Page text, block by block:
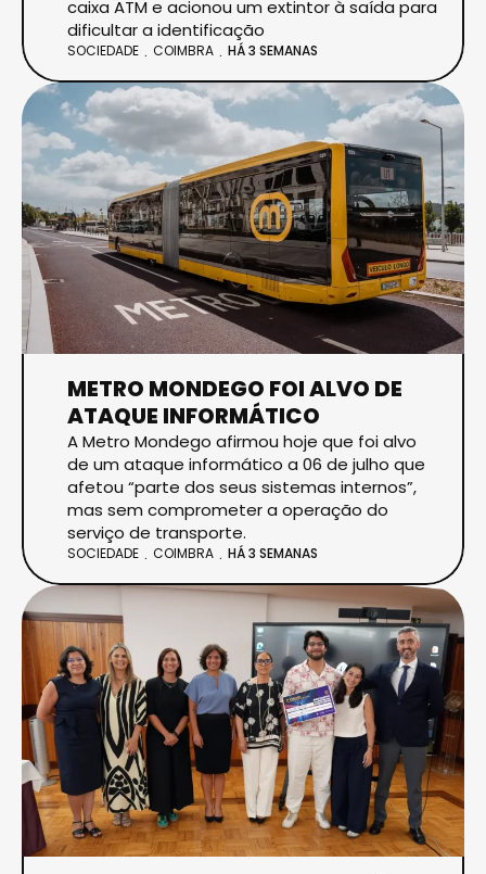
caixa ATM e acionou um extintor à saída para
dificultar a identificação
SOCIEDADE COIMBRA HÁ 3 SEMANAS
METRO MONDEGO FOI ALVO DE
ATAQUE INFORMÁTICO
A Metro Mondego afirmou hoje que foi alvo
de um ataque informático a 06 de julho que
afetou “parte dos seus sistemas internos”,
mas sem comprometer a operação do
serviço de transporte.
SOCIEDADE COIMBRA HÁ 3 SEMANAS